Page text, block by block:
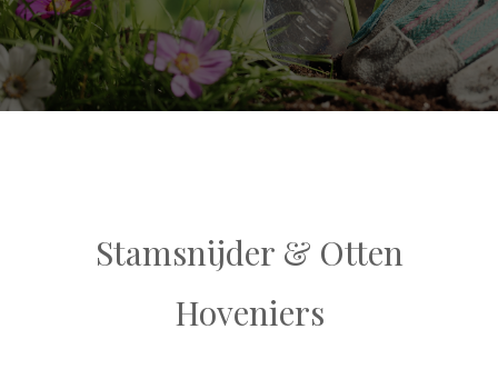
Stamsnijder & Otten
Hoveniers